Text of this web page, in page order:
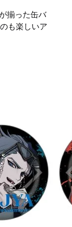
揃った缶バ
も楽しいア